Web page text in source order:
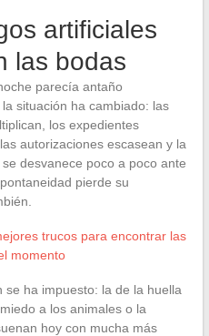
artificiales
las bodas
parecía antaño
situación ha cambiado: las
los expedientes
autorizaciones escasean y la
desvanece poco a poco ante
pierde su
trucos para encontrar las
momento
ha impuesto: la de la huella
a los animales o la
hoy con mucha más